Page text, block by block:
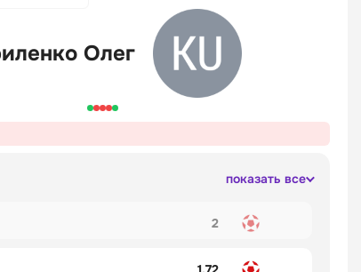
Олег
показать все
2